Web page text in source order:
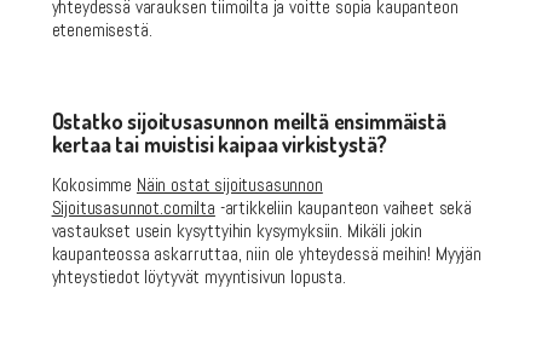
yhteydessä varauksen tiimoilta ja voitte sopia kaupanteon
etenemisestä.
Ostatko sijoitusasunnon meiltä ensimmäistä
kertaa tai muistisi kaipaa virkistystä?
Kokosimme Näin ostat sijoitusasunnon
Sijoitusasunnot.comilta -artikkeliin kaupanteon vaiheet sekä
vastaukset usein kysyttyihin kysymyksiin. Mikäli jokin
kaupanteossa askarruttaa, niin ole yhteydessä meihin! Myyjän
yhteystiedot löytyvät myyntisivun lopusta.